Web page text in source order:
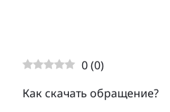
0(0)
Как скачать обращение?